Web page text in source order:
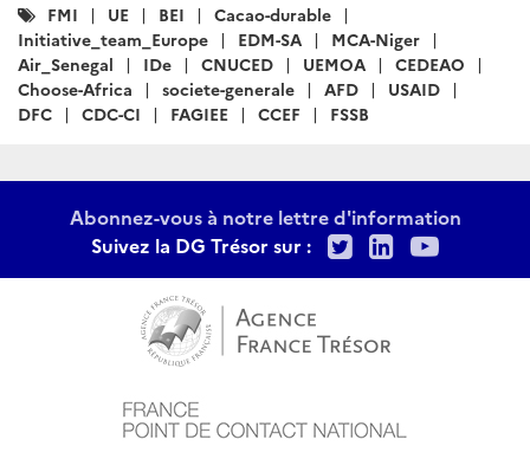
Catégories
:
FMI UE BEI
Cacao-durable
Initiative_team_Europe
EDM-SA
MCA-Niger
Air_Senegal
IDe CNUCED UEMOA
CEDEAO
Choose-Africa
societe-generale AFD
USAID
DFC
CDC-CI FAGIEE CCEF FSSB
Abonnez-vous à notre lettre d'information
Suivez la DG Trésor sur :
TwitterLinkedIn